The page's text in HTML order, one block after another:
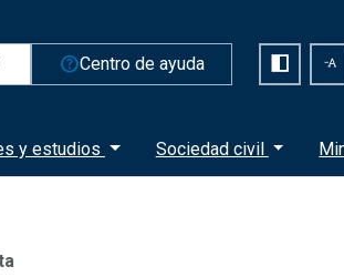
help_outlineCentro de ayuda
y estudios Sociedad civil